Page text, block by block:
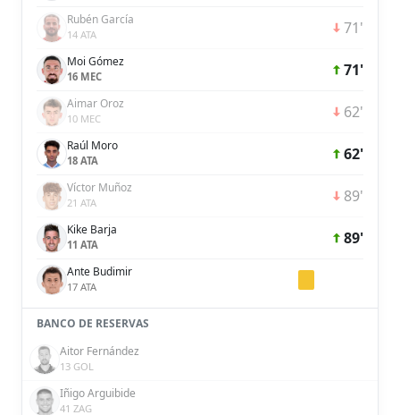
Rubén García
14 ATA 71'
Moi Gómez
16 MEC 71'
Aimar Oroz
10 MEC 62'
Raúl Moro
18 ATA 62'
Víctor Muñoz
21 ATA 89'
Kike Barja
11 ATA 89'
Ante Budimir
17 ATA
BANCO DE RESERVAS
Aitor Fernández
13 GOL
Iñigo Arguibide
41 ZAG